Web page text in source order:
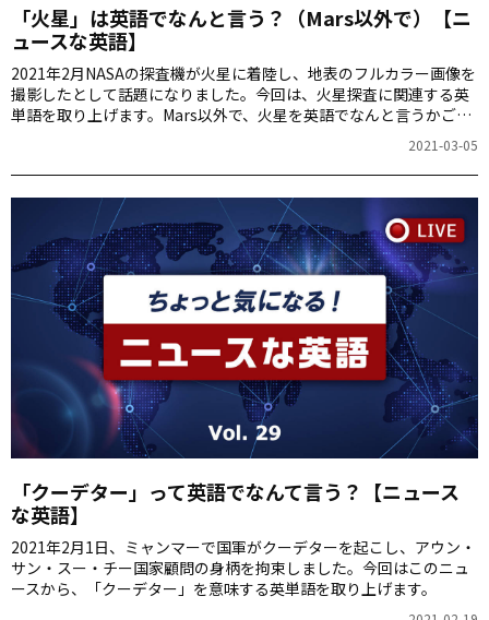
「火星」は英語でなんと言う？（Mars以外で）【ニ
ュースな英語】
2021年2月NASAの探査機が火星に着陸し、地表のフルカラー画像を
撮影したとして話題になりました。今回は、火星探査に関連する英
単語を取り上げます。Mars以外で、火星を英語でなんと言うかご存
2021-03-05
「クーデター」って英語でなんて言う？【ニュース
な英語】
2021年2月1日、ミャンマーで国軍がクーデターを起こし、アウン・
サン・スー・チー国家顧問の身柄を拘束しました。今回はこのニュ
ースから、「クーデター」を意味する英単語を取り上げます。